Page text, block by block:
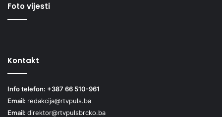
Foto vijesti
Kontakt
Info telefon: +387 66 510-961
Email: redakcija@rtvpuls.ba
Email: direktor@rtvpulsbrcko.ba